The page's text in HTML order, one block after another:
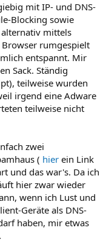
mit IP- und DNS-
Blocking sowie
alternativ mittels
rumgespielt
entspannt. Mir
Sack. Ständig
teilweise wurden
irgend eine Adware
teilweise nicht
zwei
( hier ein Link
und das war's. Da ich
hier zwar wieder
wenn ich Lust und
Geräte als DNS-
haben, mir etwas